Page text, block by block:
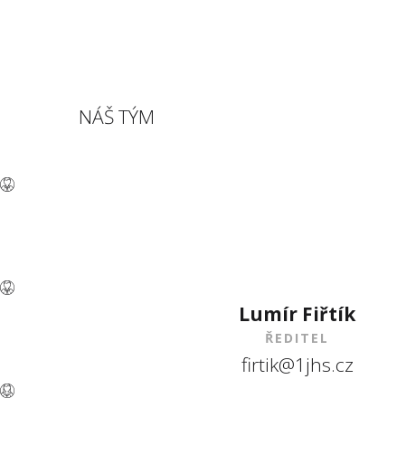
NÁŠ TÝM
Lumír Fiřtík
ŘEDITEL
firtik@1jhs.cz